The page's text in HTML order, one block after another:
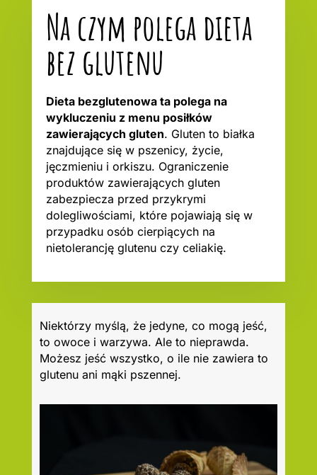
Na czym polega dieta
bez glutenu
Dieta bezglutenowa ta polega na
wykluczeniu z menu posiłków
zawierających gluten. Gluten to białka
znajdujące się w pszenicy, życie,
jęczmieniu i orkiszu. Ograniczenie
produktów zawierających gluten
zabezpiecza przed przykrymi
dolegliwościami, które pojawiają się w
przypadku osób cierpiących na
nietolerancję glutenu czy celiakię.
Niektórzy myślą, że jedyne, co mogą jeść,
to owoce i warzywa. Ale to nieprawda.
Możesz jeść wszystko, o ile nie zawiera to
glutenu ani mąki pszennej.